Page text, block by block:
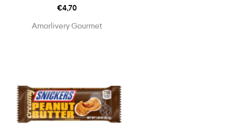
€4,70
Amorlivery Gourmet